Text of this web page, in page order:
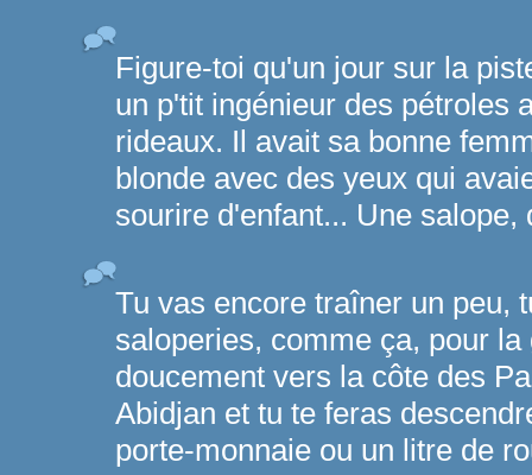
Figure-toi qu'un jour sur la
un p'tit ingénieur des pétroles
rideaux. Il avait sa bonne
blonde avec des yeux qui
sourire d'enfant... Une salope,
Tu vas encore traîner un peu,
saloperies, comme ça, pour
doucement vers la côte des
Abidjan et tu te feras
porte-monnaie ou un litre de